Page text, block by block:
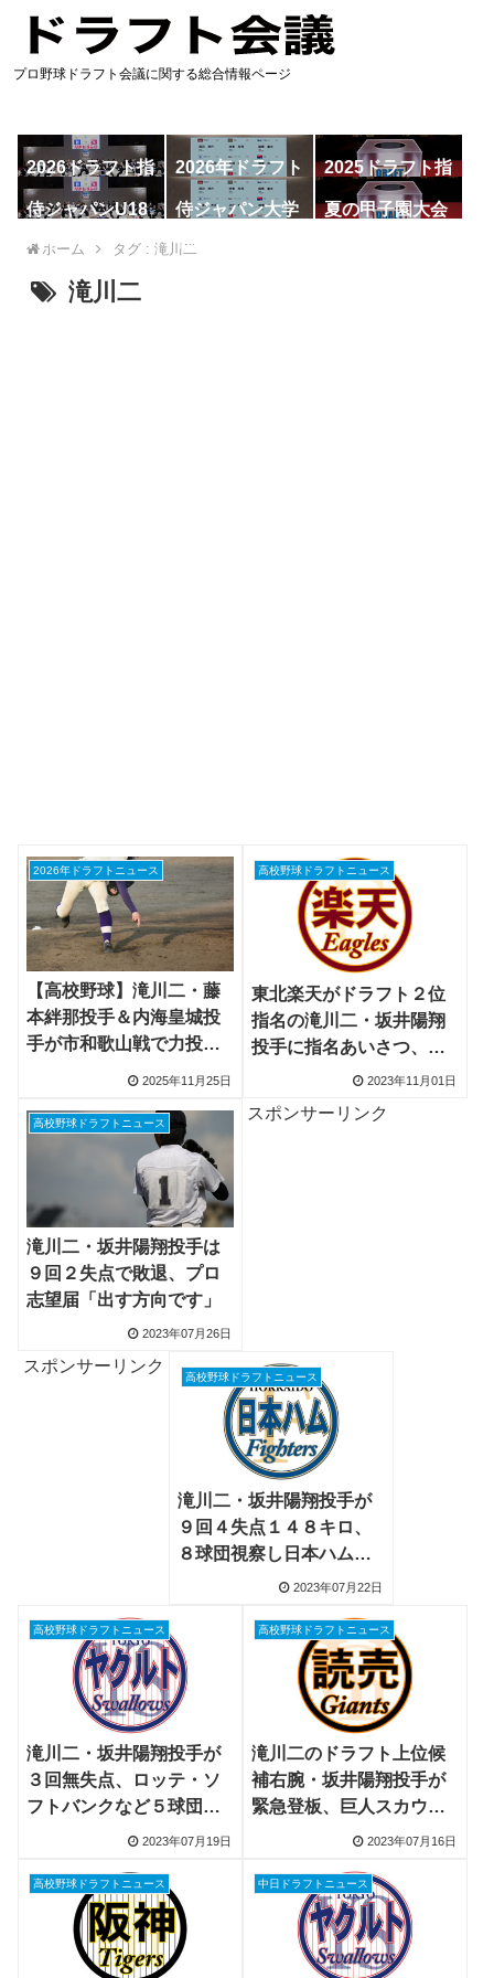
プロ野球ドラフト会議に関する総合情報ページ
2026ドラフト指
名予想
2026年ドラフト
候補
2025ドラフト指
名一覧
侍ジャパンU18
代表
侍ジャパン大学
代表
夏の甲子園大会
ホーム タグ : 滝川二
滝川二
2026年ドラフトニュース
【高校野球】滝川二・藤
本絆那投手＆内海皇城投
手が市和歌山戦で力投、8
球団視察の逸材と150キロ
2025年11月25日
高校野球ドラフトニュース
東北楽天がドラフト２位
指名の滝川二・坂井陽翔
投手に指名あいさつ、
「田中将大さんを超え
2023年11月01日
高校野球ドラフトニュース
滝川二・坂井陽翔投手は
９回２失点で敗退、プロ
志望届「出す方向です」
2023年07月26日
スポンサーリンク
スポンサーリンク
高校野球ドラフトニュース
滝川二・坂井陽翔投手が
９回４失点１４８キロ、
８球団視察し日本ハムGM
2023年07月22日
高校野球ドラフトニュース
滝川二・坂井陽翔投手が
３回無失点、ロッテ・ソ
フトバンクなど５球団視
察しヤクルト編成部長も
2023年07月19日
高校野球ドラフトニュース
滝川二のドラフト上位候
補右腕・坂井陽翔投手が
緊急登板、巨人スカウト
がメンタルの強さ評価
2023年07月16日
高校野球ドラフトニュース 中日ドラフトニュース